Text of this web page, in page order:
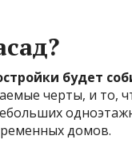
будет
черты, и то,
домов.